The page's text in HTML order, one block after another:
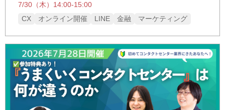
7/30（木）14:00-15:00
CX
オンライン開催 LINE 金融 マーケティング